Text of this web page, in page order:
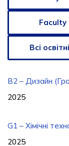
Faculty
Всі
B2 – Дизайн
2025
G1 – Хімічні
2025